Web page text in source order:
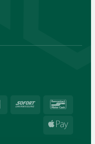
Credit
Sofort